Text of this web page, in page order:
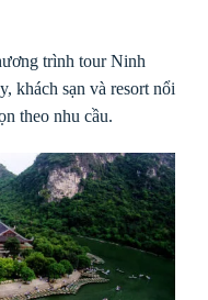
trình tour Ninh
khách sạn và resort nổi
theo nhu cầu.